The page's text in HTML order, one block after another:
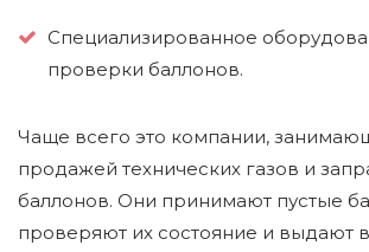
Специализированное
проверки баллонов.
Чаще всего это компании,
продажей технических газов и
баллонов. Они принимают пустые
проверяют их состояние и выдают